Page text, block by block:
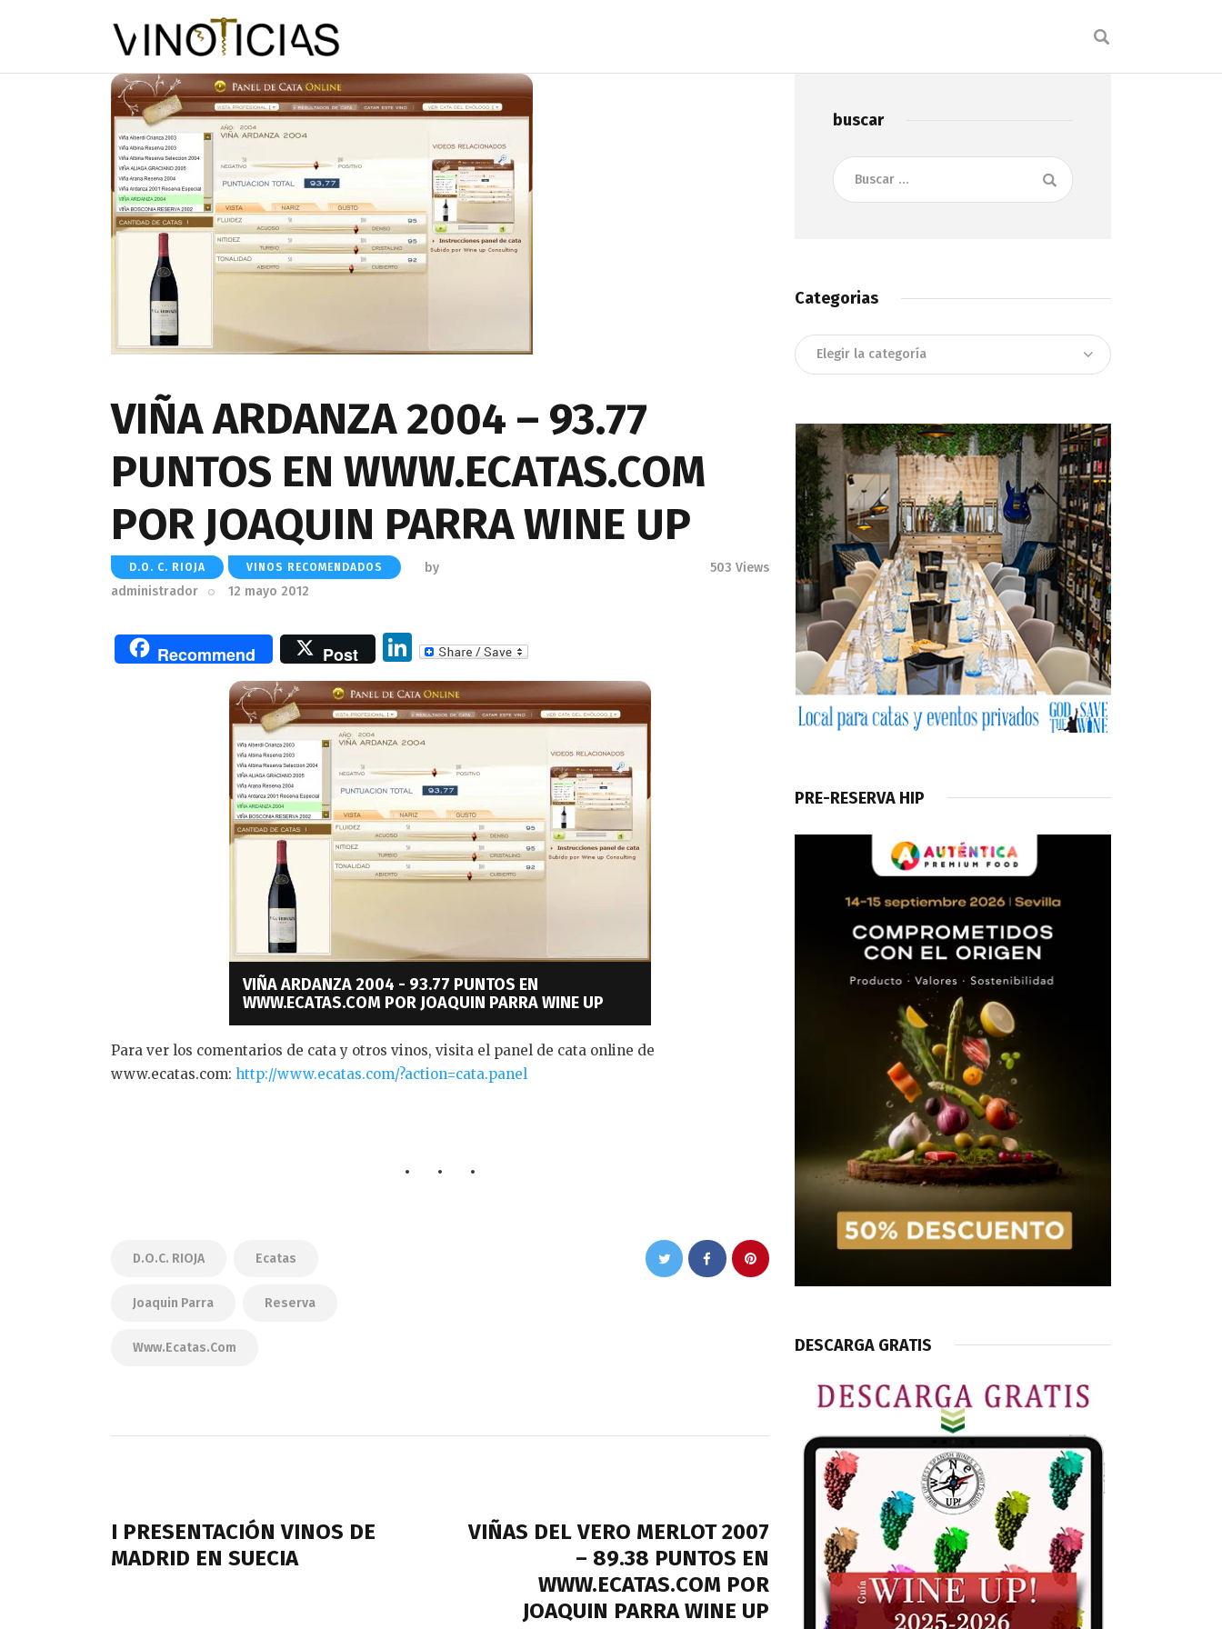
VIÑA ARDANZA 2004 – 93.77
PUNTOS EN WWW.ECATAS.COM
POR JOAQUIN PARRA WINE UP
D.O. C. RIOJA VINOS RECOMENDADOS
by
administrador
12 mayo 2012
503 Views
Recommend Post
Li
n
k
e
dI
n
VIÑA ARDANZA 2004 - 93.77 PUNTOS EN
WWW.ECATAS.COM POR JOAQUIN PARRA WINE UP
Para ver los comentarios de cata y otros vinos, visita el panel de cata online de
www.ecatas.com: http://www.ecatas.com/?action=cata.panel
D.O.C. RIOJA Ecatas
Joaquin Parra Reserva
Www.ecatas.com
entradas
I PRESENTACIÓN VINOS DE
MADRID EN SUECIA
VIÑAS DEL VERO MERLOT 2007
– 89.38 PUNTOS EN
WWW.ECATAS.COM POR
JOAQUIN PARRA WINE UP
buscar
Buscar:
Categorias
Categorias
PRE-RESERVA HIP
DESCARGA GRATIS